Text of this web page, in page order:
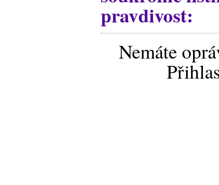
pravdivost:
Nemáte